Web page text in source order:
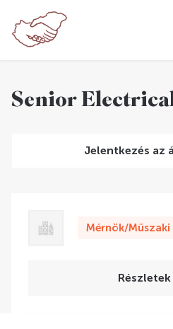
Senior
Jelentkezés az
Mérnök/Műszaki
Részletek